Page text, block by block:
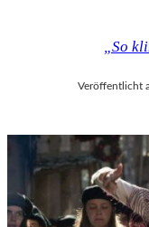
„So
Veröffentlicht